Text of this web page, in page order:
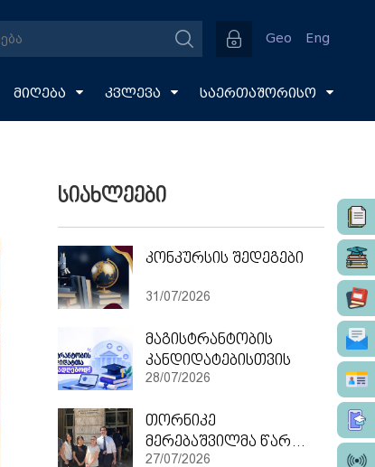
Geo Eng
მიღება კვლევა საერთაშორისო
სიახლეები
კონკურსის შედეგები
31/07/2026
მაგისტრანტობის
კანდიდატებისთვის
28/07/2026
თორნიკე
მერებაშვილმა წარჩინებით დაასრულა ეტვოშ ლორანის უნივერსიტეტის სამაგისტრო პროგრამა
27/07/2026